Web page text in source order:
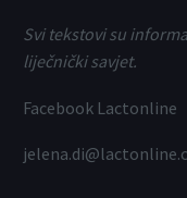
Svi tekstovi su
liječnički savjet.
Facebook Lactonline